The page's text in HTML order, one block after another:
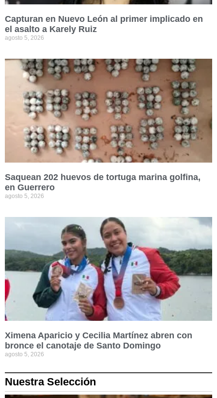
Capturan en Nuevo León al primer implicado en
el asalto a Karely Ruiz
agosto 5, 2026
Saquean 202 huevos de tortuga marina golfina,
en Guerrero
agosto 5, 2026
Ximena Aparicio y Cecilia Martínez abren con
bronce el canotaje de Santo Domingo
agosto 5, 2026
Nuestra Selección